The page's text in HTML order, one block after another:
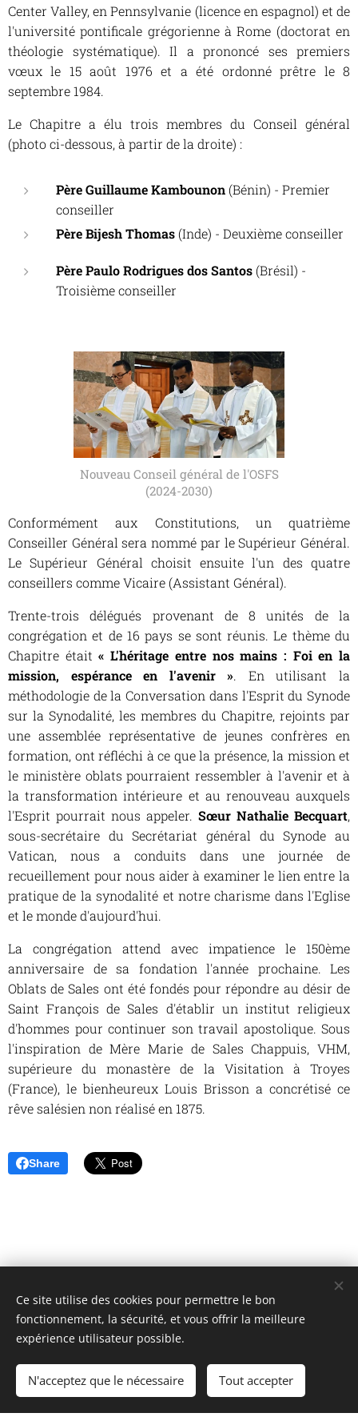
Center Valley, en Pennsylvanie (licence en espagnol) et de
l'université pontificale grégorienne à Rome (doctorat en
théologie systématique). Il a prononcé ses premiers
vœux le 15 août 1976 et a été ordonné prêtre le 8
septembre 1984.
Le Chapitre a élu trois membres du Conseil général
(photo ci-dessous, à partir de la droite) :
Père Guillaume Kambounon(Bénin) - Premier
conseiller
Père Bijesh Thomas(Inde) - Deuxième conseiller
Père Paulo Rodrigues dos Santos(Brésil) -
Troisième conseiller
Nouveau Conseil général de l'OSFS
(2024-2030)
Conformément aux Constitutions, un quatrième
Conseiller Général sera nommé par le Supérieur Général.
Le Supérieur Général choisit ensuite l'un des quatre
conseillers comme Vicaire (Assistant Général).
Trente-trois délégués provenant de 8 unités de la
congrégation et de 16 pays se sont réunis. Le thème du
Chapitre était« L'héritage entre nos mains : Foi en la
mission, espérance en l'avenir ». En utilisant la
méthodologie de la Conversation dans l'Esprit du Synode
sur la Synodalité, les membres du Chapitre, rejoints par
une assemblée représentative de jeunes confrères en
formation, ont réfléchi à ce que la présence, la mission et
le ministère oblats pourraient ressembler à l'avenir et à
la transformation intérieure et au renouveau auxquels
l'Esprit pourrait nous appeler. Sœur Nathalie Becquart,
sous-secrétaire du Secrétariat général du Synode au
Vatican, nous a conduits dans une journée de
recueillement pour nous aider à examiner le lien entre la
pratique de la synodalité et notre charisme dans l'Eglise
et le monde d'aujourd'hui.
La congrégation attend avec impatience le 150ème
anniversaire de sa fondation l'année prochaine. Les
Oblats de Sales ont été fondés pour répondre au désir de
Saint François de Sales d'établir un institut religieux
d'hommes pour continuer son travail apostolique. Sous
l'inspiration de Mère Marie de Sales Chappuis, VHM,
supérieure du monastère de la Visitation à Troyes
(France), le bienheureux Louis Brisson a concrétisé ce
rêve salésien non réalisé en 1875.
Share
Unione Superiori Generali - Via dei Penitenzieri 19 -00193 ROMA
Cookies
Langues
Italiano
English Français Español
Ce site utilise des cookies pour permettre le bon
fonctionnement, la sécurité, et vous offrir la meilleure
expérience utilisateur possible.
N'acceptez que le nécessaire Tout accepter